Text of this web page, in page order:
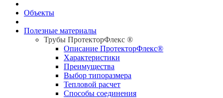
Объекты
Полезные материалы
Трубы ПротекторФлекс ®
Описание ПротекторФлекс®
Характеристики
Преимущества
Выбор типоразмера
Тепловой расчет
Способы соединения